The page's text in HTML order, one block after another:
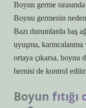
Boyun germe
Boynu germenin
Bazı durumlarda baş
uyuşma,
ortaya çıkarsa, boynu
hernisi de kontrol
Boyun